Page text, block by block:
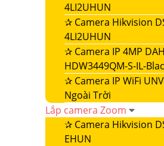
4LI2UHUN
✰ Camera Hikvision
4LI2UHUN
✰ Camera IP 4MP
HDW3449QM-S-IL-
✰ Camera IP WiFi
Ngoài Trời
Lắp camera Zoom
✰ Camera Hikvision
EHUN